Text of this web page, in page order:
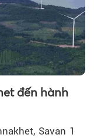
đến hành
Savan 1